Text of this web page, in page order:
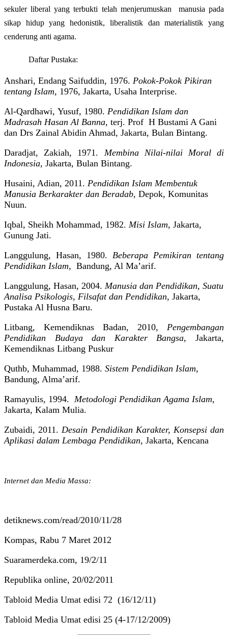
sekuler liberal yang terbukti telah menjerumuskan
manusia pada
sikap hidup yang hedonistik, liberalistik dan materialistik yang
cenderung anti agama.
Daftar Pustaka:
Anshari, Endang Saifuddin, 1976. Pokok-Pokok Pikiran
tentang Islam, 1976, Jakarta, Usaha Interprise.
Al-Qardhawi, Yusuf, 1980. Pendidikan Islam dan
Madrasah Hasan Al Banna, terj. Prof H Bustami A Gani
dan Drs Zainal Abidin Ahmad, Jakarta, Bulan Bintang.
Daradjat, Zakiah, 1971. Membina Nilai-nilai Moral di
Indonesia, Jakarta, Bulan Bintang.
Husaini, Adian, 2011. Pendidikan Islam Membentuk
Manusia Berkarakter dan Beradab, Depok, Komunitas
Nuun.
Iqbal, Sheikh Mohammad, 1982. Misi Islam, Jakarta,
Gunung Jati.
Langgulung, Hasan, 1980. Beberapa Pemikiran tentang
Pendidikan Islam, Bandung, Al Ma’arif.
Langgulung, Hasan, 2004. Manusia dan Pendidikan, Suatu
Analisa Psikologis, Filsafat dan Pendidikan, Jakarta,
Pustaka Al Husna Baru.
Litbang, Kemendiknas Badan, 2010, Pengembangan
Pendidikan Budaya dan Karakter Bangsa, Jakarta,
Kemendiknas Litbang Puskur
Quthb, Muhammad, 1988. Sistem Pendidikan Islam,
Bandung, Alma’arif.
Ramayulis, 1994. Metodologi Pendidikan Agama Islam,
Jakarta, Kalam Mulia.
Zubaidi, 2011. Desain Pendidikan Karakter, Konsepsi dan
Aplikasi dalam Lembaga Pendidikan, Jakarta, Kencana
Internet dan Media Massa:
detiknews.com/read/2010/11/28
Kompas, Rabu 7 Maret 2012
Suaramerdeka.com, 19/2/11
Republika online, 20/02/2011
Tabloid Media Umat edisi 72 (16/12/11)
Tabloid Media Umat edisi 25 (4-17/12/2009)